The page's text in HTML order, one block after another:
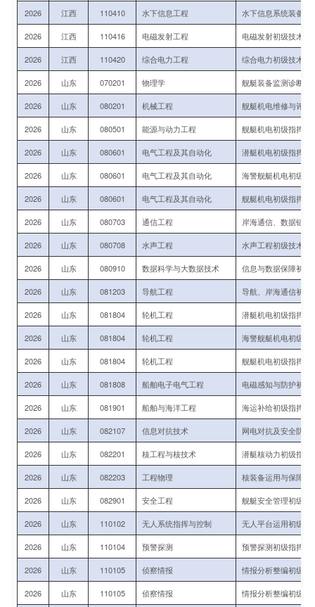
2026 江西 110410 水下信息工程 水下信息系统装备运
2026 江西 110416 电磁发射工程 电磁发射初级技术军
2026 江西 110420 综合电力工程 综合电力初级技术军
2026 山东 070201 物理学 舰艇装备监测诊断、
2026 山东 080201 机械工程 舰艇机电维修与评估
2026 山东 080501 能源与动力工程 舰艇机电初级指挥与
2026 山东 080601 电气工程及其自动化 潜艇机电初级指挥与
2026 山东 080601 电气工程及其自动化 海警舰艇机电初级指
2026 山东 080601 电气工程及其自动化 舰艇机电初级指挥与
2026 山东 080703 通信工程 岸海通信、数据链
2026 山东 080708 水声工程 水声工程初级技术军
2026 山东 080910 数据科学与大数据技术 信息与数据保障初级
2026 山东 081203 导航工程 导航、岸海通信初级
2026 山东 081804 轮机工程 潜艇机电初级指挥与
2026 山东 081804 轮机工程 海警舰艇机电初级指
2026 山东 081804 轮机工程 舰艇机电初级指挥与
2026 山东 081808 船舶电子电气工程 电磁感知与防护初级
2026 山东 081901 船舶与海洋工程 海运补给初级指挥军
2026 山东 082107 信息对抗技术 网电对抗及安全防
2026 山东 082201 核工程与核技术 潜艇核动力初级指挥
2026 山东 082203 工程物理 核装备运用与保障初
2026 山东 082901 安全工程 舰艇安全管理初级指
2026 山东 110102 无人系统指挥与控制 无人平台运用初级指
2026 山东 110104 预警探测 预警探测初级指挥与
2026 山东 110105 侦察情报 情报分析整编初级指
2026 山东 110105 侦察情报 情报分析整编初级指